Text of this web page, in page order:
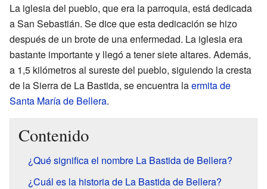
La iglesia del pueblo, que era la parroquia, está dedicada
a San Sebastián. Se dice que esta dedicación se hizo
después de un brote de una enfermedad. La iglesia era
bastante importante y llegó a tener siete altares. Además,
a 1,5 kilómetros al sureste del pueblo, siguiendo la cresta
de la Sierra de La Bastida, se encuentra laermita de
Santa María de Bellera.
Contenido
¿Qué significa el nombre La Bastida de Bellera?
¿Cuál es la historia de La Bastida de Bellera?